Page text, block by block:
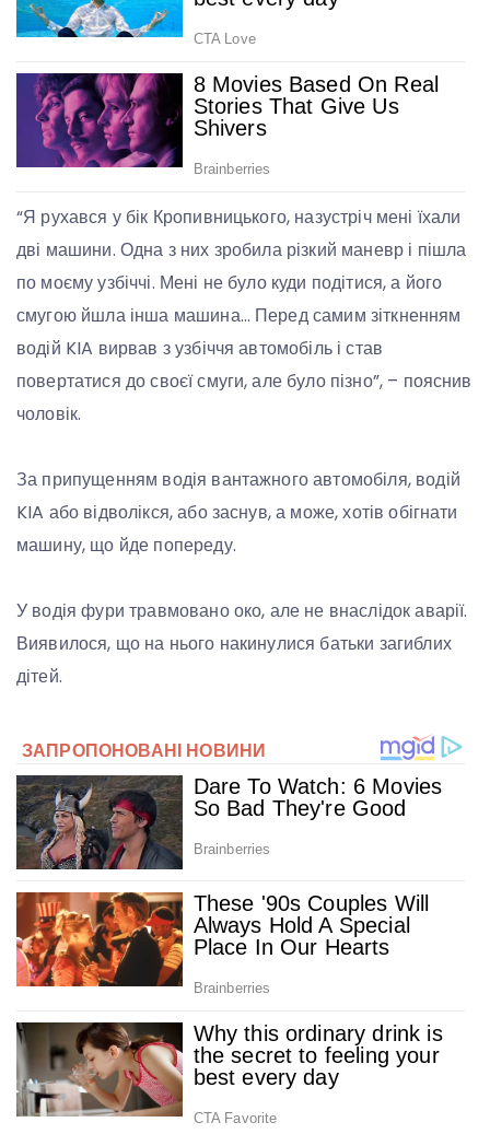
“Я рухався у бік Кропивницького, назустріч мені їхали
дві машини. Одна з них зробила різкий маневр і пішла
по моєму узбіччі. Мені не було куди подітися, а його
смугою йшла інша машина… Перед самим зіткненням
водій KIA вирвав з узбіччя автомобіль і став
повертатися до своєї смуги, але було пізно”, – пояснив
чоловік.
За припущенням водія вантажного автомобіля, водій
KIA або відволікся, або заснув, а може, хотів обігнати
машину, що йде попереду.
У водія фури травмовано око, але не внаслідок аварії.
Виявилося, що на нього накинулися батьки загиблих
дітей.